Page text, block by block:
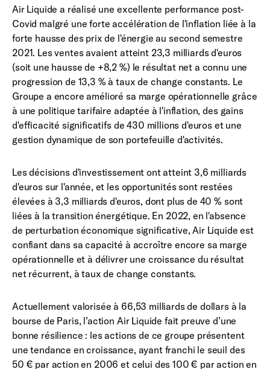
Air Liquide a réalisé une excellente performance post-
Covid malgré une forte accélération de l'inflation liée à la
forte hausse des prix de l'énergie au second semestre
2021. Les ventes avaient atteint 23,3 milliards d'euros
(soit une hausse de +8,2 %) le résultat net a connu une
progression de 13,3 % à taux de change constants. Le
Groupe a encore amélioré sa marge opérationnelle grâce
à une politique tarifaire adaptée à l'inflation, des gains
d'efficacité significatifs de 430 millions d'euros et une
gestion dynamique de son portefeuille d'activités.
Les décisions d'investissement ont atteint 3,6 milliards
d'euros sur l'année, et les opportunités sont restées
élevées à 3,3 milliards d'euros, dont plus de 40 % sont
liées à la transition énergétique. En 2022, en l'absence
de perturbation économique significative, Air Liquide est
confiant dans sa capacité à accroître encore sa marge
opérationnelle et à délivrer une croissance du résultat
net récurrent, à taux de change constants.
Actuellement valorisée à 66,53 milliards de dollars à la
bourse de Paris, l’action Air Liquide fait preuve d’une
bonne résilience : les actions de ce groupe présentent
une tendance en croissance, ayant franchi le seuil des
50 € par action en 2006 et celui des 100 € par action en